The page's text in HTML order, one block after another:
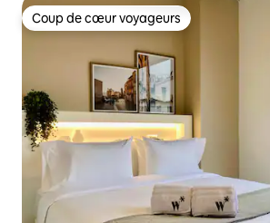
Coup de cœur voyageurs
Coup de cœur voyageurs